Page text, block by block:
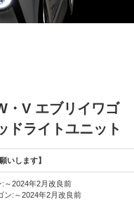
・V エブリイワゴ
ドライトユニット
いします】
:～2024年2月改良前
ン:～2024年2月改良前